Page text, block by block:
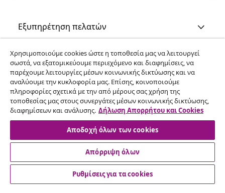
Εξυπηρέτηση πελατών
Επιχείρηση
vidaXL
Ανακαλύψτε περισσότερα
Χρησιμοποιούμε cookies ώστε η τοποθεσία μας να λειτουργεί
σωστά, να εξατομικεύουμε περιεχόμενο και διαφημίσεις, να
παρέχουμε λειτουργίες μέσων κοινωνικής δικτύωσης και να
αναλύουμε την κυκλοφορία μας. Επίσης, κοινοποιούμε
πληροφορίες σχετικά με την από μέρους σας χρήση της
τοποθεσίας μας στους συνεργάτες μέσων κοινωνικής δικτύωσης,
διαφημίσεων και ανάλυσης. Δήλωση Απορρήτου και Cookies
Αποδοχή όλων των cookies
Απόρριψη όλων
Ρυθμίσεις για τα cookies